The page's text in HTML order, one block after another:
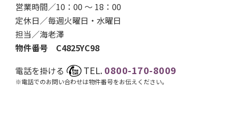
営業時間／10：00 ～ 18：00
定休日／毎週火曜日・水曜日
担当／海老澤
物件番号 C4825YC98
電話を掛ける
TEL.0800-170-8009
※電話でのお問い合わせは物件番号をお伝えください。